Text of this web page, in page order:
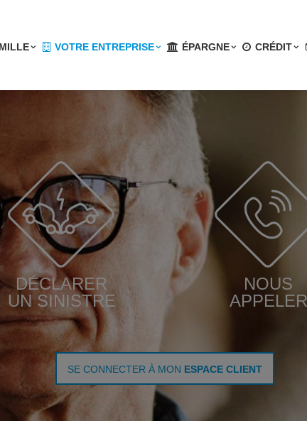
VOTRE ENTREPRISE ÉPARGNE CRÉDIT
DÉCLARER
UN SINISTRE
NOUS
APPELER
SE CONNECTER À MON ESPACE CLIENT